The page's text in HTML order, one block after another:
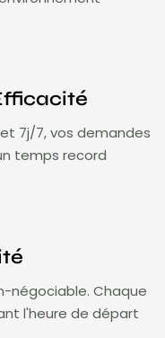
7j/7, vos demandes
temps record
négociable. Chaque
l'heure de départ